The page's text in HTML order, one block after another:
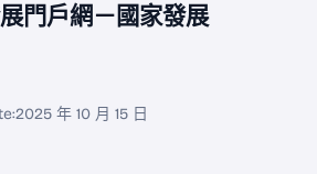
門戶網－國家發展
2025 年 10 月 15 日